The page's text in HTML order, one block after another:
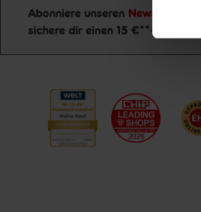
Newsletter Anmeldung
Abonniere unseren Newsletter
sichere dir einen 15 €**-Gutschein!